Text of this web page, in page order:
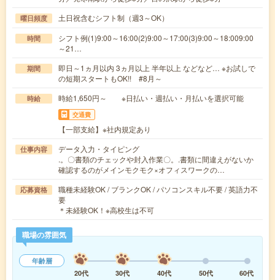
曜日頻度 土日祝含むシフト制（週3～OK）
時間
シフト例(1)9:00～16:00(2)9:00～17:00(3)9:00～18:009:00
～21…
期間
即日～1ヵ月以内 3ヵ月以上 半年以上 などなど… ※お試しで
の短期スタートもOK!! #8月～
時給 時給1,650円～ ※日払い・週払い・月払いを選択可能
交通費
【一部支給】※社内規定あり
仕事内容
データ入力・タイピング
.。〇書類のチェックや封入作業〇。.書類に間違えがないか
確認するのがメインモクモク×オフィスワークの…
応募資格
職種未経験OK / ブランクOK / パソコンスキル不要 / 英語力不
要
＊未経験OK！※高校生は不可
職場の雰囲気
年齢層
20代
30代 40代 50代
60代